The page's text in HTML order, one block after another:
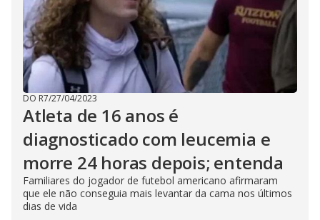
DO R7/27/04/2023
Atleta de 16 anos é
diagnosticado com leucemia e
morre 24 horas depois; entenda
Familiares do jogador de futebol americano afirmaram
que ele não conseguia mais levantar da cama nos últimos
dias de vida